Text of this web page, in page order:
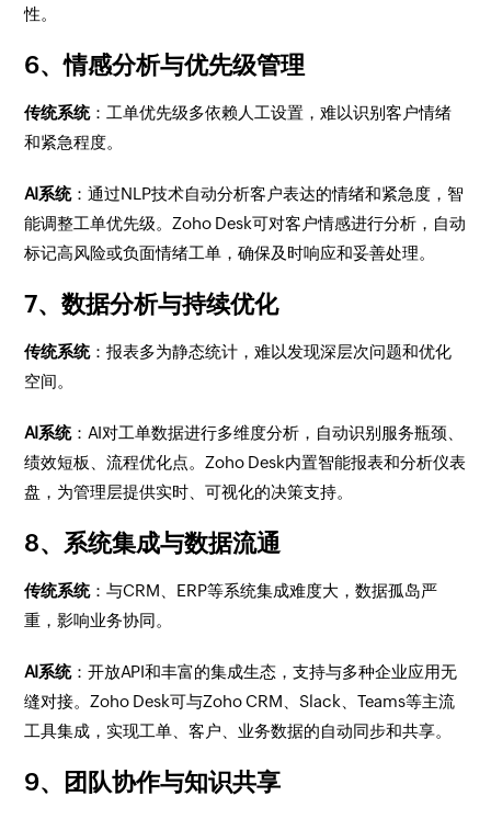
性。
6、情感分析与优先级管理
传统系统：工单优先级多依赖人工设置，难以识别客户情绪
和紧急程度。
AI系统：通过NLP技术自动分析客户表达的情绪和紧急度，智
能调整工单优先级。Zoho Desk可对客户情感进行分析，自动
标记高风险或负面情绪工单，确保及时响应和妥善处理。
7、数据分析与持续优化
传统系统：报表多为静态统计，难以发现深层次问题和优化
空间。
AI系统：AI对工单数据进行多维度分析，自动识别服务瓶颈、
绩效短板、流程优化点。Zoho Desk内置智能报表和分析仪表
盘，为管理层提供实时、可视化的决策支持。
8、系统集成与数据流通
传统系统：与CRM、ERP等系统集成难度大，数据孤岛严
重，影响业务协同。
AI系统：开放API和丰富的集成生态，支持与多种企业应用无
缝对接。Zoho Desk可与Zoho CRM、Slack、Teams等主流
工具集成，实现工单、客户、业务数据的自动同步和共享。
9、团队协作与知识共享